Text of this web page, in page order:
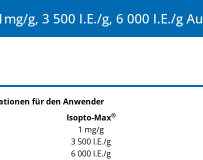
g, 3 500 I.E./g, 6 000 I.E./g
für den Anwender
Isopto-Max®
1 mg/g
3 500 I.E./g
6 000 I.E./g